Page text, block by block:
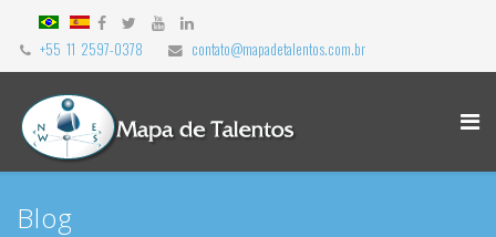
+55 11 2597-0378 contato@mapadetalentos.com.br
Blog